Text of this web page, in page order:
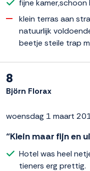
fijne
klein terras aan
natuurlijk
beetje steile trap
8
Björn Florax
woensdag 1 maart
“Klein maar fijn en
Hotel was heel
tieners erg prettig.